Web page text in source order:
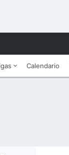
Calendario